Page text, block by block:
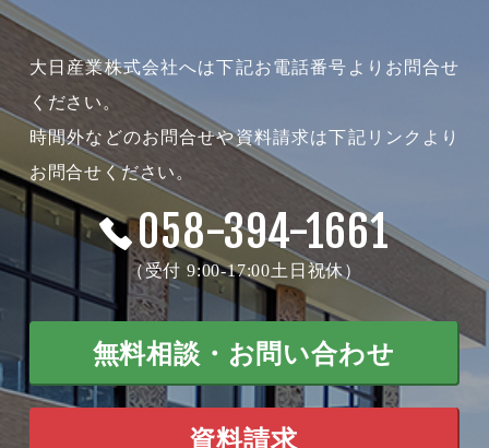
大日産業株式会社へは下記お電話番号よりお問合せ
ください。
時間外などのお問合せや資料請求は下記リンクより
お問合せください。
058-394-1661
（受付 9:00-17:00土日祝休）
無料相談・お問い合わせ
資料請求